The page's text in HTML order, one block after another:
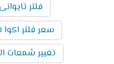
فلتر تايوانى 7 مراحل
سعر فلتر اكوا فيت ٧
تغيير شمعات الفلتر